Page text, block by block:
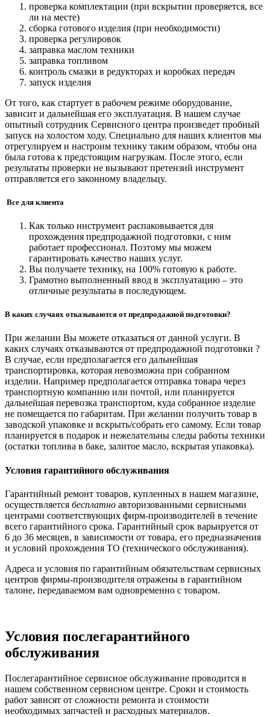
проверка комплектации (при вскрытии проверяется, все
ли на месте)
сборка готового изделия (при необходимости)
проверка регулировок
заправка маслом техники
заправка топливом
контроль смазки в редукторах и коробках передач
запуск изделия
От того, как стартует в рабочем режиме оборудование,
зависит и дальнейшая его эксплуатация. В нашем случае
опытный сотрудник Сервисного центра произведет пробный
запуск на холостом ходу. Специально для наших клиентов мы
отрегулируем и настроим технику таким образом, чтобы она
была готова к предстоящим нагрузкам. После этого, если
результаты проверки не вызывают претензий инструмент
отправляется его законному владельцу.
Все для клиента
Как только инструмент распаковывается для
прохождения предпродажной подготовки, с ним
работает профессионал. Поэтому мы можем
гарантировать качество наших услуг.
Вы получаете технику, на 100% готовую к работе.
Грамотно выполненный ввод в эксплуатацию – это
отличные результаты в последующем.
В каких случаях отказываются от предпродажной подготовки?
При желании Вы можете отказаться от данной услуги. В
каких случаях отказываются от предпродажной подготовки ?
В случае, если предполагается его дальнейшая
транспортировка, которая невозможна при собранном
изделии. Например предполагается отправка товара через
транспортную компанию или почтой, или планируется
дальнейшая перевозка транспортом, куда собранное изделие
не помещается по габаритам. При желании получить товар в
заводской упаковке и вскрыть/собрать его самому. Если товар
планируется в подарок и нежелательны следы работы техники
(остатки топлива в баке, залитое масло, вскрытая упаковка).
Условия гарантийного обслуживания
Гарантийный ремонт товаров, купленных в нашем магазине,
осуществляется бесплатно авторизованными сервисными
центрами соответствующих фирм-производителей в течение
всего гарантийного срока. Гарантийный срок варьируется от
6 до 36 месяцев, в зависимости от товара, его предназначения
и условий прохождения ТО (технического обслуживания).
Адреса и условия по гарантийным обязательствам сервисных
центров фирмы-производителя отражены в гарантийном
талоне, передаваемом вам одновременно с товаром.
Условия послегарантийного
обслуживания
Послегарантийное сервисное обслуживание проводится в
нашем собственном сервисном центре. Сроки и стоимость
работ зависят от сложности ремонта и стоимости
необходимых запчастей и расходных материалов.